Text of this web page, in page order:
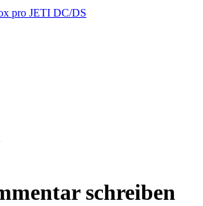
pro JETI DC/DS
schreiben